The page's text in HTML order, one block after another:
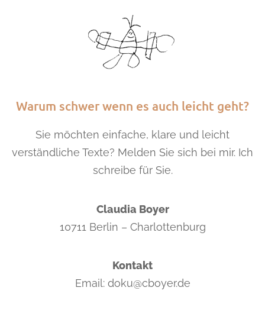
Warum schwer wenn es auch leicht geht?
Sie möchten einfache, klare und leicht
verständliche Texte? Melden Sie sich bei mir. Ich
schreibe für Sie.
Claudia Boyer
10711 Berlin – Charlottenburg
Kontakt
Email: doku@cboyer.de